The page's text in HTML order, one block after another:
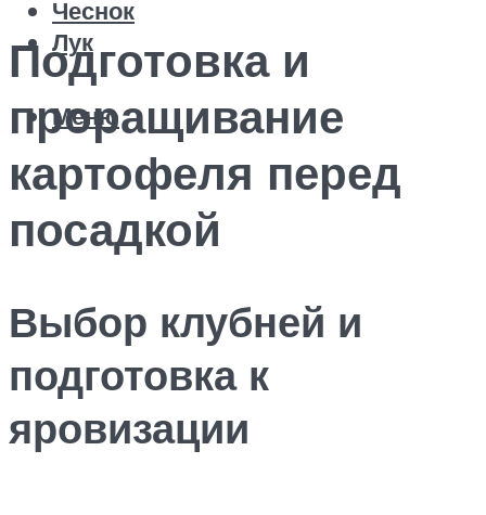
Чеснок
Лук
Меню
Подготовка и
проращивание
картофеля перед
посадкой
Выбор клубней и
подготовка к
яровизации